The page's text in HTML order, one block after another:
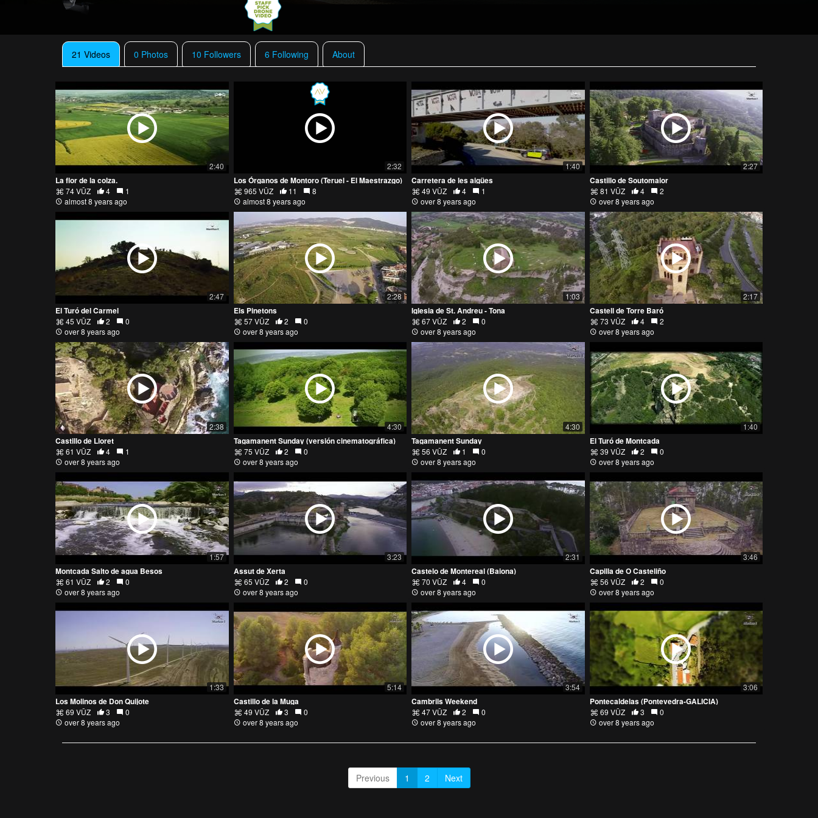
21 Videos 0 Photos 10 Followers 6 Following About
2:40
La flor de la colza.
74 VŪZ 4
1
almost 8 years ago
2:32
Los Órganos de Montoro (Teruel - El Maestrazgo)
965 VŪZ 11
8
almost 8 years ago
1:40
Carretera de les aigües
49 VŪZ 4
1
over 8 years ago
2:27
Castillo de Soutomaior
81 VŪZ 4
2
over 8 years ago
2:47
El Turó del Carmel
45 VŪZ 2
0
over 8 years ago
2:28
Els Pinetons
57 VŪZ 2
0
over 8 years ago
1:03
Iglesia de St. Andreu - Tona
67 VŪZ 2
0
over 8 years ago
2:17
Castell de Torre Baró
73 VŪZ 4
2
over 8 years ago
2:38
Castillo de Lloret
61 VŪZ 4
1
over 8 years ago
4:30
Tagamanent Sunday (versión cinematográfica)
75 VŪZ 2
0
over 8 years ago
4:30
Tagamanent Sunday
56 VŪZ 1
0
over 8 years ago
1:40
El Turó de Montcada
39 VŪZ 2
0
over 8 years ago
1:57
Montcada Salto de agua Besos
61 VŪZ 2
0
over 8 years ago
3:23
Assut de Xerta
65 VŪZ 2
0
over 8 years ago
2:31
Castelo de Montereal (Baiona)
70 VŪZ 4
0
over 8 years ago
3:46
Capilla de O Casteliño
56 VŪZ 2
0
over 8 years ago
1:33
Los Molinos de Don Quijote
69 VŪZ 3
0
over 8 years ago
5:14
Castillo de la Muga
49 VŪZ 3
0
over 8 years ago
3:54
Cambrils Weekend
47 VŪZ 2
0
over 8 years ago
3:06
Pontecaldelas (Pontevedra-GALICIA)
69 VŪZ 3
0
over 8 years ago
Previous 1 2 Next